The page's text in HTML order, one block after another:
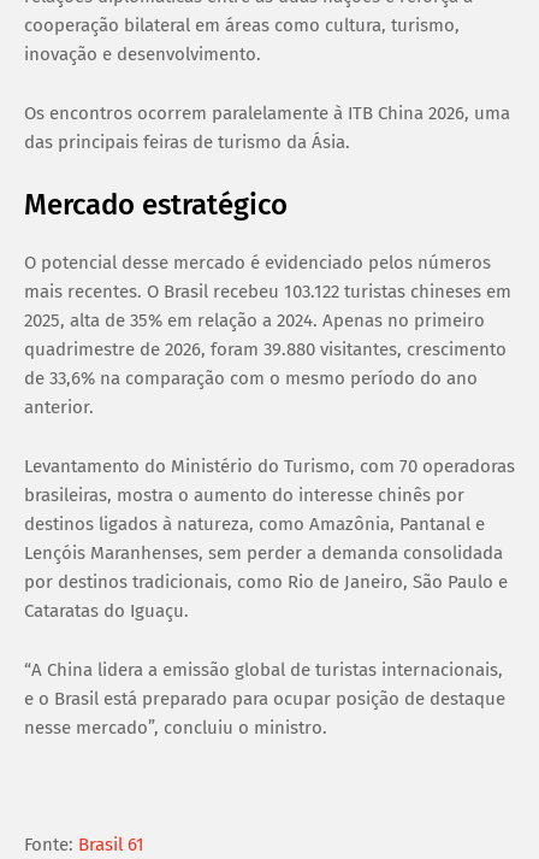
cooperação bilateral em áreas como cultura, turismo,
inovação e desenvolvimento.
Os encontros ocorrem paralelamente à ITB China 2026, uma
das principais feiras de turismo da Ásia.
Mercado estratégico
O potencial desse mercado é evidenciado pelos números
mais recentes. O Brasil recebeu 103.122 turistas chineses em
2025, alta de 35% em relação a 2024. Apenas no primeiro
quadrimestre de 2026, foram 39.880 visitantes, crescimento
de 33,6% na comparação com o mesmo período do ano
anterior.
Levantamento do Ministério do Turismo, com 70 operadoras
brasileiras, mostra o aumento do interesse chinês por
destinos ligados à natureza, como Amazônia, Pantanal e
Lençóis Maranhenses, sem perder a demanda consolidada
por destinos tradicionais, como Rio de Janeiro, São Paulo e
Cataratas do Iguaçu.
“A China lidera a emissão global de turistas internacionais,
e o Brasil está preparado para ocupar posição de destaque
nesse mercado”, concluiu o ministro.
Fonte: Brasil 61